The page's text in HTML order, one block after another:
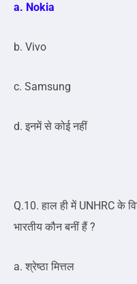
a. Nokia
b. Vivo
c. Samsung
d. इनमें से कोई नहीं
Q.10. हाल ही में UNHRC के
भारतीय कौन बनीं हैं ?
a. श्रेष्ठा मित्तल